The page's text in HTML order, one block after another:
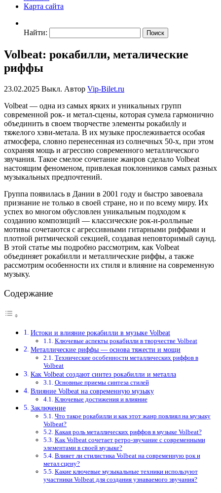
Карта сайта
Найти:
Volbeat: рокабилли, металические
риффы
23.02.2025 Выкл. Автор Vip-Bilet.ru
Volbeat — одна из самых ярких и уникальных групп
современной рок- и метал-сцены, которая сумела гармонично
объединить в своем творчестве элементы рокабилly и
тяжелого хэви-метала. В их музыке прослеживается особая
атмосфера, словно перенесенная из солнечных 50-х, при этом
сохраняя мощь и агрессию современного металлического
звучания. Такое смелое сочетание жанров сделало Volbeat
настоящим феноменом, привлекая поклонников самых разных
музыкальных предпочтений.
Группа появилась в Дании в 2001 году и быстро завоевала
признание не только в своей стране, но и по всему миру. Их
успех во многом обусловлен уникальным подходом к
созданию композиций — классические рок-н-ролльные
мотивы сочетаются с агрессивными гитарными риффами и
плотной ритмической секцией, создавая неповторимый саунд.
В этой статье мы подробно рассмотрим, как Volbeat
объединяет рокабилли и металлические риффы, а также
рассмотрим особенности их стиля и влияние на современную
музыку.
Содержание
Истоки и влияние рокабилли в музыке Volbeat
Ключевые аспекты рокабилли в творчестве Volbeat
Металлические риффы — основа тяжести и мощи
Технические особенности металлических риффов в
Volbeat
Как Volbeat создают синтез рокабилли и металла
Основные приемы синтеза стилей
Влияние Volbeat на современную музыку
Ключевые достижения и влияние
Заключение
Что такое рокабилли и как этот жанр повлиял на музыку
Volbeat?
Какая роль металлических риффов в музыке Volbeat?
Как Volbeat сочетает ретро-звучание с современными
элементами в своей музыке?
Влияет ли стилистика Volbeat на современную рок и
метал сцену?
Какие ключевые музыкальные техники используют
участники Volbeat для создания узнаваемого звучания?